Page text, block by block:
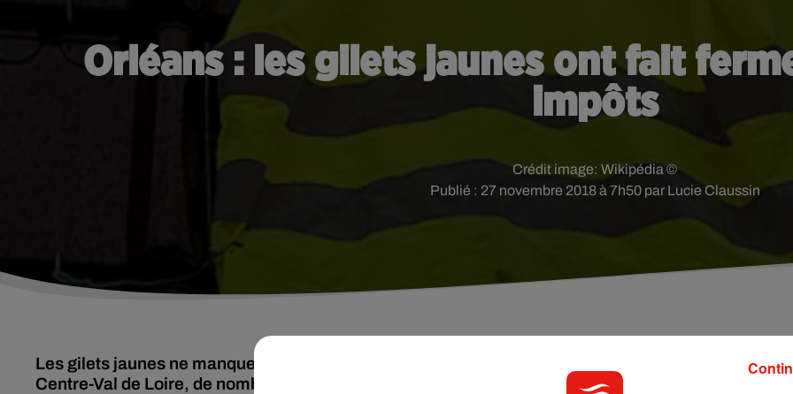
Orléans : les gilets jaunes ont fait
impôts
Publié : 27 novembre 2018 à 7h50 par Lucie Claussin
Crédit image: Wikipédia ©
Les gilets jaunes ne manquent pas d'idées afin de faire entendre leurs revendications. Hier en
Centre-Val de Loire, de nombreux fonctionnaires ont dû cesser d'accueillir du public à cause d'une